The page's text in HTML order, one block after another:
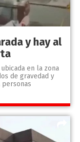
y hay al
en la zona
de gravedad y